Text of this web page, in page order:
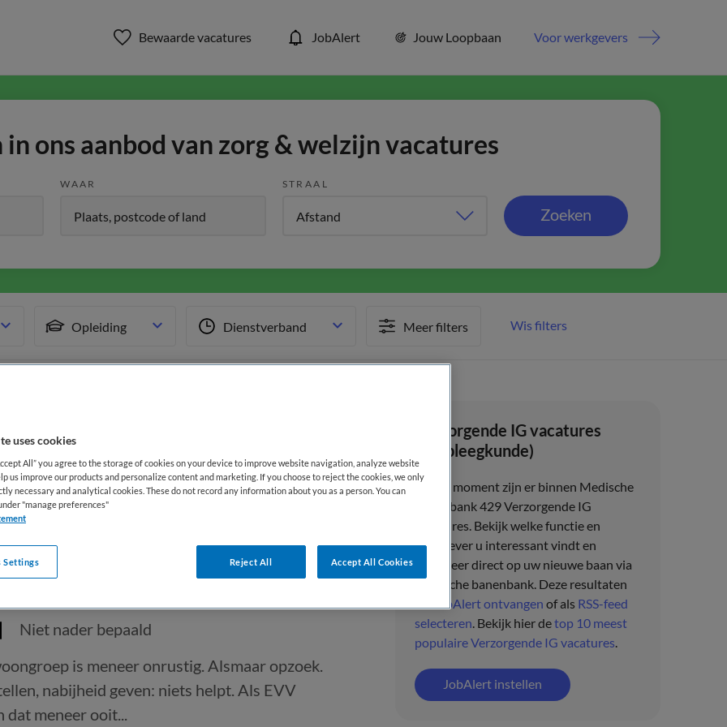
Bewaarde vacatures JobAlert Jouw Loopbaan Voor werkgevers
ons aanbod van zorg & welzijn vacatures
WAAR STRAAL
Zoeken
Opleiding Dienstverband Meer filters Wis filters
Verzorgende IG vacatures
(Verpleegkunde)
Op dit moment zijn er binnen Medische
banenbank 429 Verzorgende IG
vacatures. Bekijk welke functie en
werkgever u interessant vindt en
solliciteer direct op uw nieuwe baan via
Medische banenbank. Deze resultaten
JobAlert ontvangen of als RSS-feed
selecteren. Bekijk hier detop 10 meest
populaire Verzorgende IG vacatures.
JobAlert instellen
(EVV), De
Niet nader bepaald
is meneer onrustig. Alsmaar opzoek.
nabijheid geven: niets helpt. Als EVV
meneer ooit...
uses cookies
All” you agree to the storage of cookies on your device to improve website navigation, analyze website
us improve our products and personalize content and marketing. If you choose to reject the cookies, we only
necessary and analytical cookies. These do not record any information about you as a person. You can
"manage preferences"
Reject All Accept All Cookies
Settings